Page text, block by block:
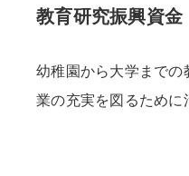
教育研究振興資金
幼稚園から大学まで
業の充実を図るために